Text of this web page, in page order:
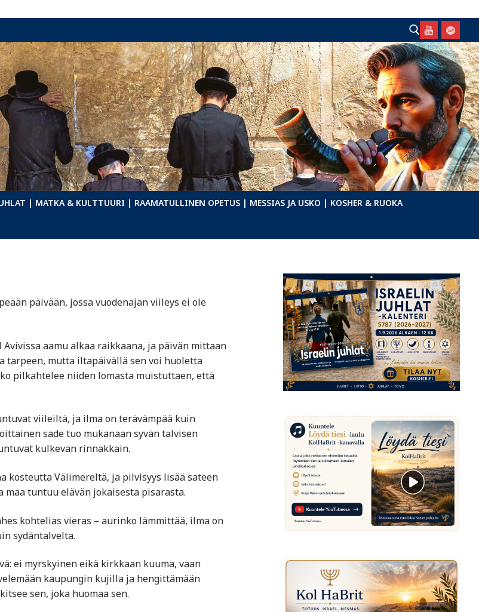
Hae:
| MATKA & KULTTUURI | RAAMATULLINEN OPETUS | MESSIAS JA USKO | KOSHER & RUOKA
päivään, jossa vuodenajan viileys ei ole
aamu alkaa raikkaana, ja päivän mittaan
tarpeen, mutta iltapäivällä sen voi huoletta
pilkahtelee niiden lomasta muistuttaen, että
viileiltä, ja ilma on terävämpää kuin
sade tuo mukanaan syvän talvisen
kulkevan rinnakkain.
kosteutta Välimereltä, ja pilvisyys lisää sateen
tuntuu elävän jokaisesta pisarasta.
kohtelias vieras – aurinko lämmittää, ilma on
sydäntalvelta.
ei myrskyinen eikä kirkkaan kuuma, vaan
kaupungin kujilla ja hengittämään
sen, joka huomaa sen.